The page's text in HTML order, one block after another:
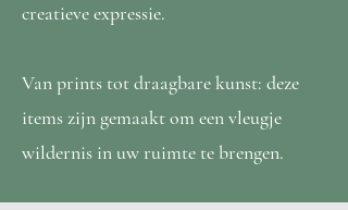
creatieve expressie.
Van prints tot draagbare kunst: deze
items zijn gemaakt om een vleugje
wildernis in uw ruimte te brengen.